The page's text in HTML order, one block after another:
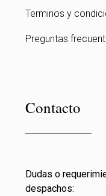
Terminos y
Preguntas
Contacto
Dudas o
despachos: